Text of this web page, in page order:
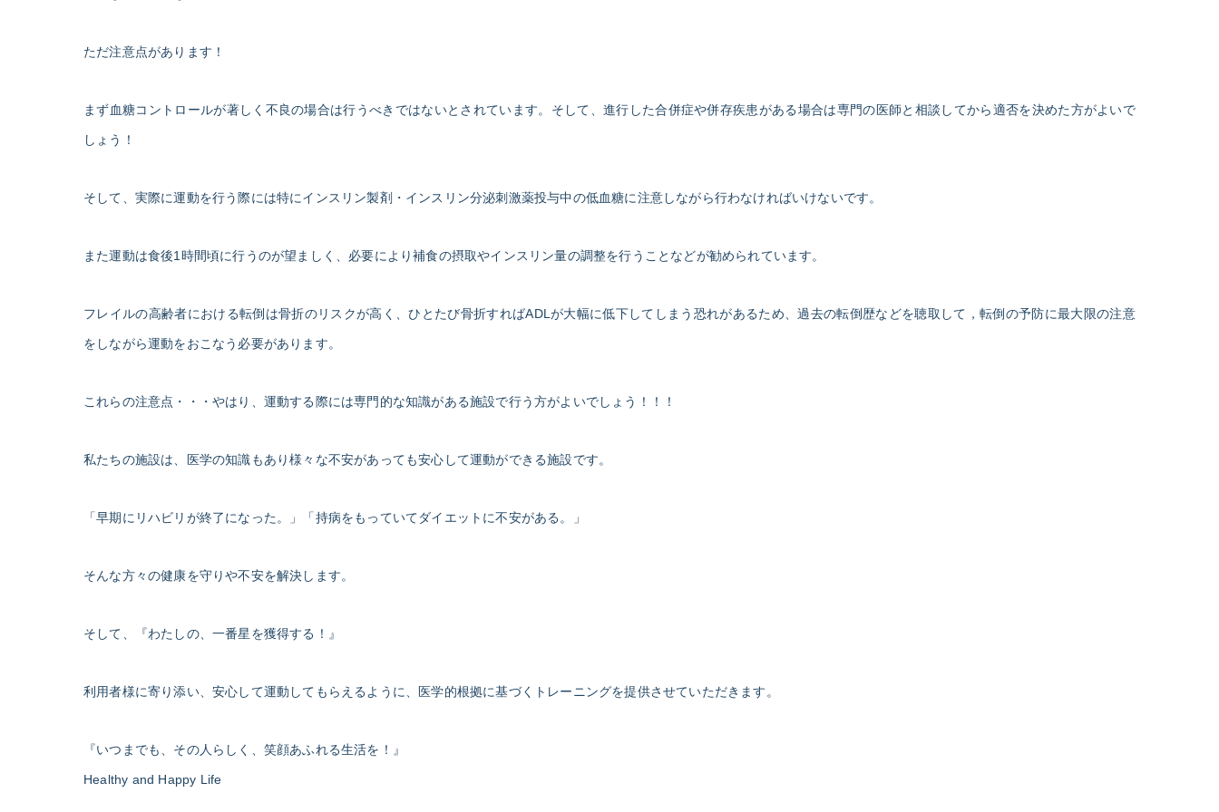
ただ注意点があります！
まず血糖コントロールが著しく不良の場合は行うべきではないとされています。そして、進行した合併症や併存疾患がある場合は専門の医師と相談してから適否を決めた方がよいで
しょう！
そして、実際に運動を行う際には特にインスリン製剤・インスリン分泌刺激薬投与中の低血糖に注意しながら行わなければいけないです。
また運動は食後1時間頃に行うのが望ましく、必要により補食の摂取やインスリン量の調整を行うことなどが勧められています。
フレイルの高齢者における転倒は骨折のリスクが高く、ひとたび骨折すればADLが大幅に低下してしまう恐れがあるため、過去の転倒歴などを聴取して，転倒の予防に最大限の注意
をしながら運動をおこなう必要があります。
これらの注意点・・・やはり、運動する際には専門的な知識がある施設で行う方がよいでしょう！！！
私たちの施設は、医学の知識もあり様々な不安があっても安心して運動ができる施設です。
「早期にリハビリが終了になった。」「持病をもっていてダイエットに不安がある。」
そんな方々の健康を守りや不安を解決します。
そして、『わたしの、一番星を獲得する！』
利用者様に寄り添い、安心して運動してもらえるように、医学的根拠に基づくトレーニングを提供させていただきます。
『いつまでも、その人らしく、笑顔あふれる生活を！』
Healthy and Happy Life